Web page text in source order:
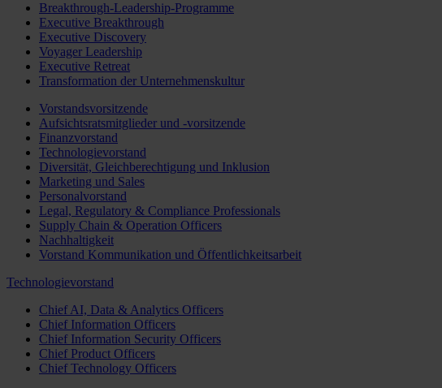
Breakthrough-Leadership-Programme
Executive Breakthrough
Executive Discovery
Voyager Leadership
Executive Retreat
Transformation der Unternehmenskultur
Vorstandsvorsitzende
Aufsichtsratsmitglieder und -vorsitzende
Finanzvorstand
Technologievorstand
Diversität, Gleichberechtigung und Inklusion
Marketing und Sales
Personalvorstand
Legal, Regulatory & Compliance Professionals
Supply Chain & Operation Officers
Nachhaltigkeit
Vorstand Kommunikation und Öffentlichkeitsarbeit
Technologievorstand
Chief AI, Data & Analytics Officers
Chief Information Officers
Chief Information Security Officers
Chief Product Officers
Chief Technology Officers